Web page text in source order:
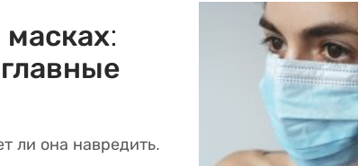
ли она навредить.